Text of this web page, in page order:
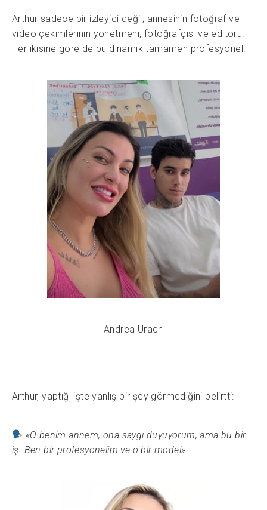
Arthur sadece bir izleyici değil; annesinin fotoğraf ve
video çekimlerinin yönetmeni, fotoğrafçısı ve editörü.
Her ikisine göre de bu dinamik tamamen profesyonel.
Andrea Urach
Arthur, yaptığı işte yanlış bir şey görmediğini belirtti:
«O benim annem, ona saygı duyuyorum, ama bu bir
iş. Ben bir profesyonelim ve o bir model».